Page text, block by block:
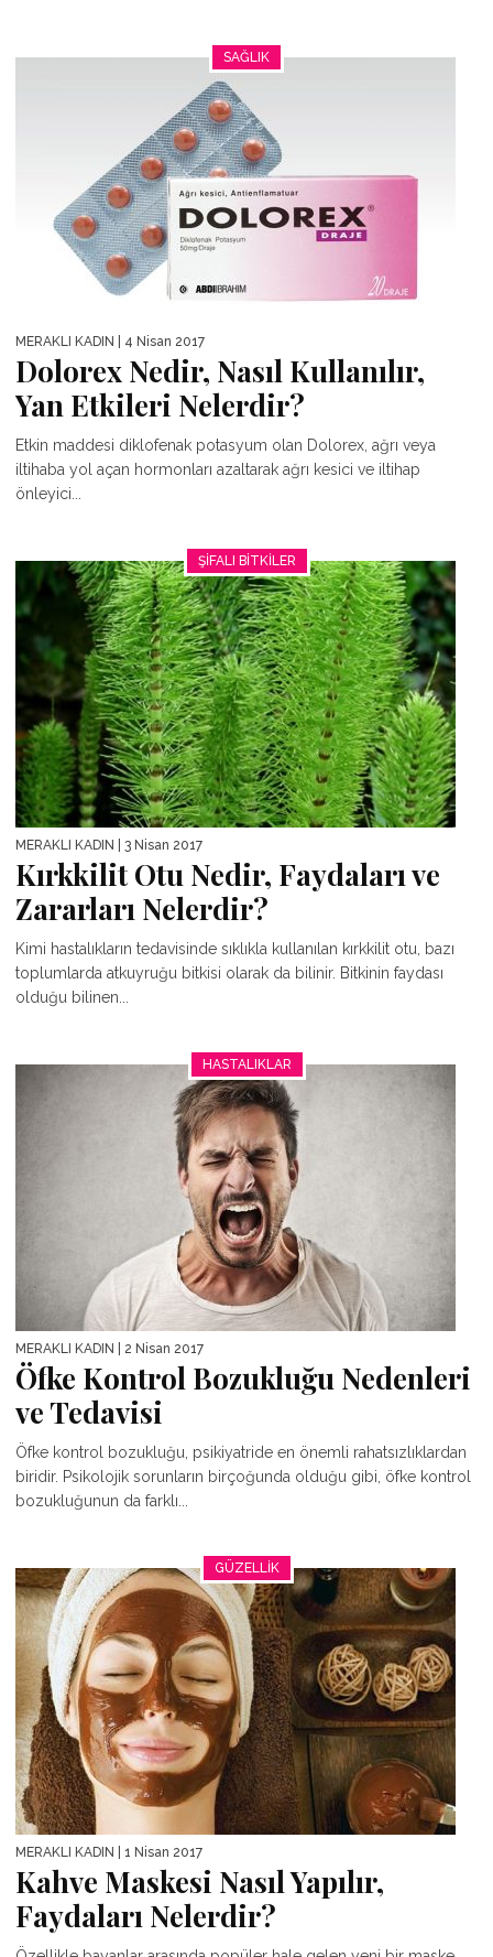
SAĞLIK
MERAKLI KADIN | 4 Nisan 2017
Dolorex Nedir, Nasıl Kullanılır,
Yan Etkileri Nelerdir?
Etkin maddesi diklofenak potasyum olan Dolorex, ağrı veya
iltihaba yol açan hormonları azaltarak ağrı kesici ve iltihap
önleyici...
ŞIFALI BITKILER
MERAKLI KADIN | 3 Nisan 2017
Kırkkilit Otu Nedir, Faydaları ve
Zararları Nelerdir?
Kimi hastalıkların tedavisinde sıklıkla kullanılan kırkkilit otu, bazı
toplumlarda atkuyruğu bitkisi olarak da bilinir. Bitkinin faydası
olduğu bilinen...
HASTALIKLAR
MERAKLI KADIN | 2 Nisan 2017
Öfke Kontrol Bozukluğu Nedenleri
ve Tedavisi
Öfke kontrol bozukluğu, psikiyatride en önemli rahatsızlıklardan
biridir. Psikolojik sorunların birçoğunda olduğu gibi, öfke kontrol
bozukluğunun da farklı...
GÜZELLIK
MERAKLI KADIN | 1 Nisan 2017
Kahve Maskesi Nasıl Yapılır,
Faydaları Nelerdir?